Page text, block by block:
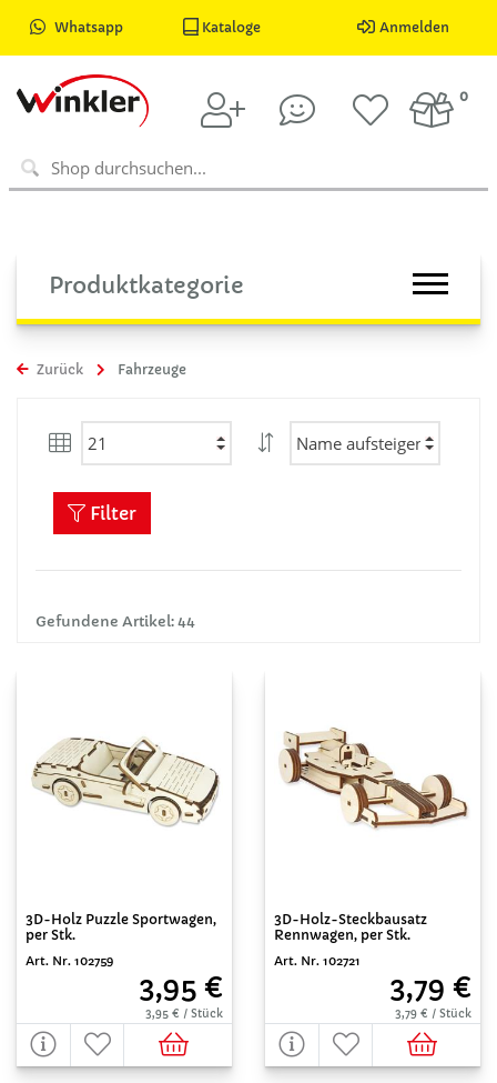
Whatsapp Kataloge Anmelden
0
Produktkategorie
Zurück Fahrzeuge
Gefundene Artikel: 44
Filter
3D-Holz Puzzle Sportwagen,
per Stk.
Art. Nr. 102759
3,95 €
3,95 € / Stück
3D-Holz-Steckbausatz
Rennwagen, per Stk.
Art. Nr. 102721
3,79 €
3,79 € / Stück